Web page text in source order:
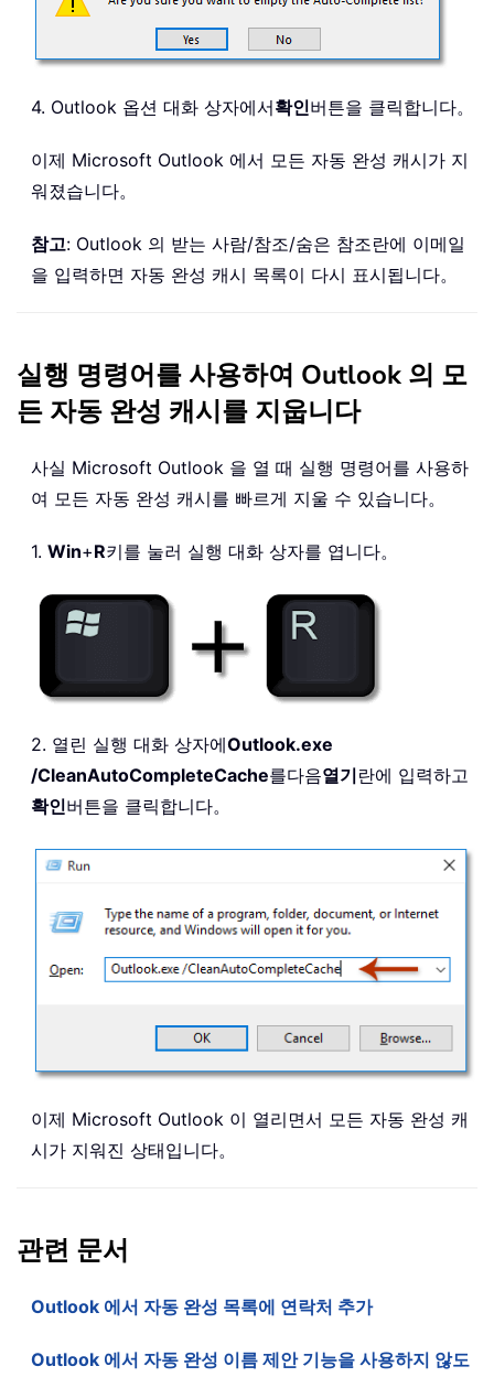
4. Outlook 옵션 대화 상자에서확인버튼을 클릭합니다。
이제 Microsoft Outlook 에서 모든 자동 완성 캐시가 지
워졌습니다。
참고: Outlook 의 받는 사람/참조/숨은 참조란에 이메일
을 입력하면 자동 완성 캐시 목록이 다시 표시됩니다。
실행 명령어를 사용하여 Outlook 의 모
든 자동 완성 캐시를 지웁니다
사실 Microsoft Outlook 을 열 때 실행 명령어를 사용하
여 모든 자동 완성 캐시를 빠르게 지울 수 있습니다。
1. Win+R키를 눌러 실행 대화 상자를 엽니다。
2. 열린 실행 대화 상자에Outlook.exe
/CleanAutoCompleteCache를다음열기 란에 입력하고
확인버튼을 클릭합니다。
이제 Microsoft Outlook 이 열리면서 모든 자동 완성 캐
시가 지워진 상태입니다。
관련 문서
Outlook 에서 자동 완성 목록에 연락처 추가
Outlook 에서 자동 완성 이름 제안 기능을 사용하지 않도